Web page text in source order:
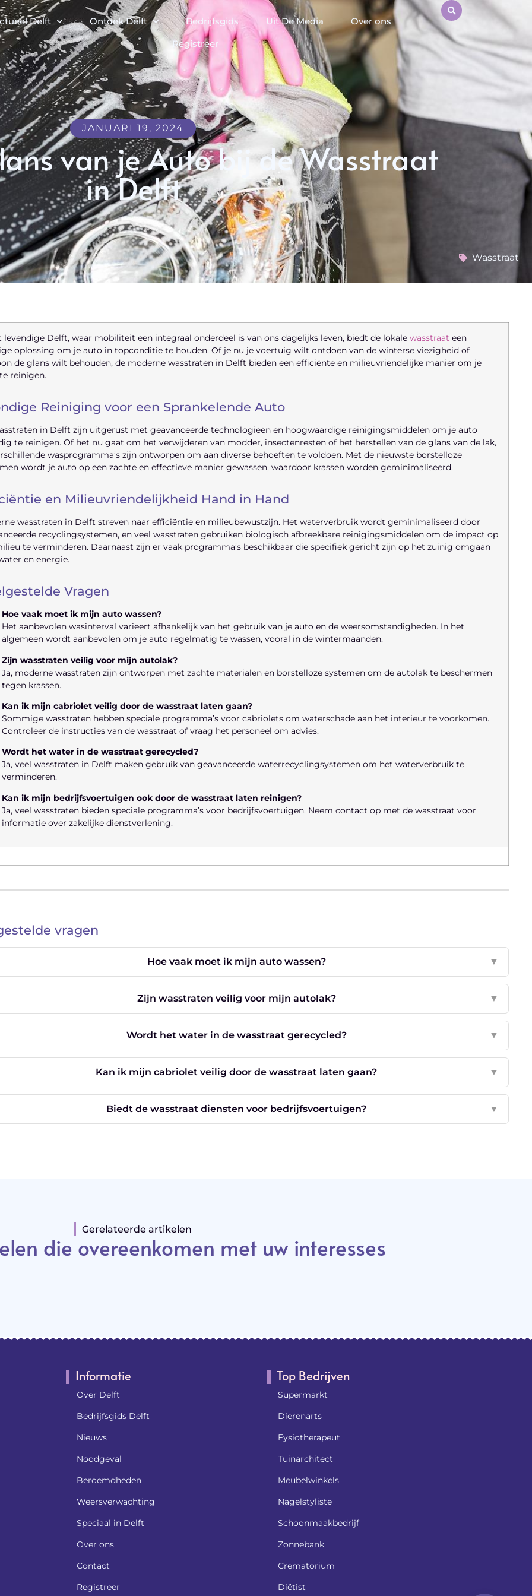
Delft Ontdek Delft Bedrijfsgids Uit De Media
Over ons
Registreer
JANUARI 19, 2024
van je Auto bij de Wasstraat
in Delft
Wasstraat
levendige Delft, waar mobiliteit een integraal onderdeel is van ons dagelijks leven, biedt de lokale wasstraat een
oplossing om je auto in topconditie te houden. Of je nu je voertuig wilt ontdoen van de winterse viezigheid of
de glans wilt behouden, de moderne wasstraten in Delft bieden een efficiënte en milieuvriendelijke manier om je
reinigen.
Reiniging voor een Sprankelende Auto
in Delft zijn uitgerust met geavanceerde technologieën en hoogwaardige reinigingsmiddelen om je auto
te reinigen. Of het nu gaat om het verwijderen van modder, insectenresten of het herstellen van de glans van de lak,
wasprogramma’s zijn ontworpen om aan diverse behoeften te voldoen. Met de nieuwste borstelloze
wordt je auto op een zachte en effectieve manier gewassen, waardoor krassen worden geminimaliseerd.
en Milieuvriendelijkheid Hand in Hand
wasstraten in Delft streven naar efficiëntie en milieubewustzijn. Het waterverbruik wordt geminimaliseerd door
recyclingsystemen, en veel wasstraten gebruiken biologisch afbreekbare reinigingsmiddelen om de impact op
te verminderen. Daarnaast zijn er vaak programma’s beschikbaar die specifiek gericht zijn op het zuinig omgaan
en energie.
Vragen
Hoe vaak moet ik mijn auto wassen?
Het aanbevolen wasinterval varieert afhankelijk van het gebruik van je auto en de weersomstandigheden. In het
algemeen wordt aanbevolen om je auto regelmatig te wassen, vooral in de wintermaanden.
Zijn wasstraten veilig voor mijn autolak?
Ja, moderne wasstraten zijn ontworpen met zachte materialen en borstelloze systemen om de autolak te beschermen
tegen krassen.
Kan ik mijn cabriolet veilig door de wasstraat laten gaan?
Sommige wasstraten hebben speciale programma’s voor cabriolets om waterschade aan het interieur te voorkomen.
Controleer de instructies van de wasstraat of vraag het personeel om advies.
Wordt het water in de wasstraat gerecycled?
Ja, veel wasstraten in Delft maken gebruik van geavanceerde waterrecyclingsystemen om het waterverbruik te
verminderen.
Kan ik mijn bedrijfsvoertuigen ook door de wasstraat laten reinigen?
Ja, veel wasstraten bieden speciale programma’s voor bedrijfsvoertuigen. Neem contact op met de wasstraat voor
informatie over zakelijke dienstverlening.
vragen
Hoe vaak moet ik mijn auto wassen? ▼
Zijn wasstraten veilig voor mijn autolak? ▼
Wordt het water in de wasstraat gerecycled? ▼
Kan ik mijn cabriolet veilig door de wasstraat laten gaan? ▼
Biedt de wasstraat diensten voor bedrijfsvoertuigen? ▼
Gerelateerde artikelen
die overeenkomen met uw interesses
Informatie
Over Delft
Bedrijfsgids Delft
Nieuws
Noodgeval
Beroemdheden​
Weersverwachting
Speciaal in Delft
Over ons
Contact
Registreer
Top Bedrijven
Supermarkt
Dierenarts
Fysiotherapeut
Tuinarchitect
Meubelwinkels
Nagelstyliste
Schoonmaakbedrijf
Zonnebank
Crematorium
Diëtist